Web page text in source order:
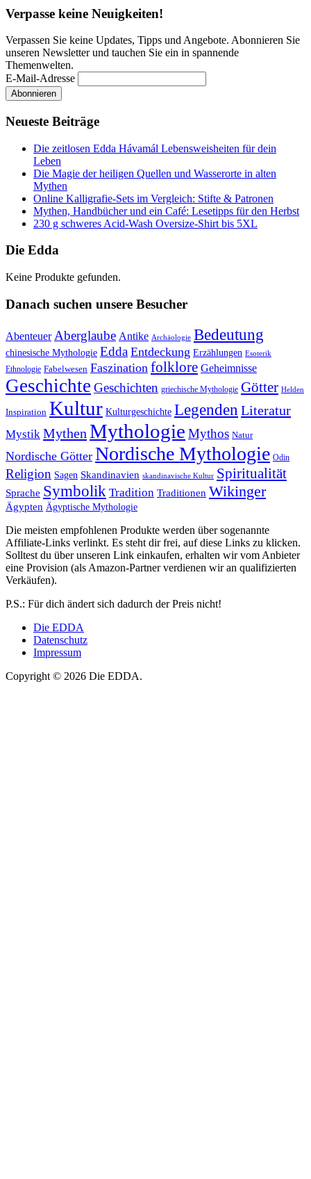
Verpasse keine Neuigkeiten!
Verpassen Sie keine Updates, Tipps und Angebote. Abonnieren Sie
unseren Newsletter und tauchen Sie ein in spannende
Themenwelten.
E-Mail-Adresse
Neueste Beiträge
Die zeitlosen Edda Hávamál Lebensweisheiten für dein
Leben
Die Magie der heiligen Quellen und Wasserorte in alten
Mythen
Online Kalligrafie‑Sets im Vergleich: Stifte & Patronen
Mythen, Handbücher und ein Café: Lesetipps für den Herbst
230 g schweres Acid-Wash Oversize-Shirt bis 5XL
Die Edda
Keine Produkte gefunden.
Danach suchen unsere Besucher
Abenteuer Aberglaube Antike Archäologie Bedeutung
chinesische Mythologie Edda Entdeckung Erzählungen Esoterik
Ethnologie Fabelwesen Faszination folklore Geheimnisse
Geschichte Geschichten griechische Mythologie Götter Helden
Inspiration Kultur Kulturgeschichte Legenden Literatur
Mystik Mythen Mythologie Mythos Natur
Nordische Götter Nordische Mythologie Odin
Religion Sagen Skandinavien skandinavische Kultur Spiritualität
Sprache Symbolik Tradition Traditionen Wikinger
Ägypten Ägyptische Mythologie
Die meisten empfohlenen Produkte werden über sogenannte
Affiliate-Links verlinkt. Es steht dir frei, auf diese Links zu klicken.
Solltest du über unseren Link einkaufen, erhalten wir vom Anbieter
eine Provision (als Amazon-Partner verdienen wir an qualifizierten
Verkäufen).
P.S.: Für dich ändert sich dadurch der Preis nicht!
Die EDDA
Datenschutz
Impressum
Copyright © 2026 Die EDDA.